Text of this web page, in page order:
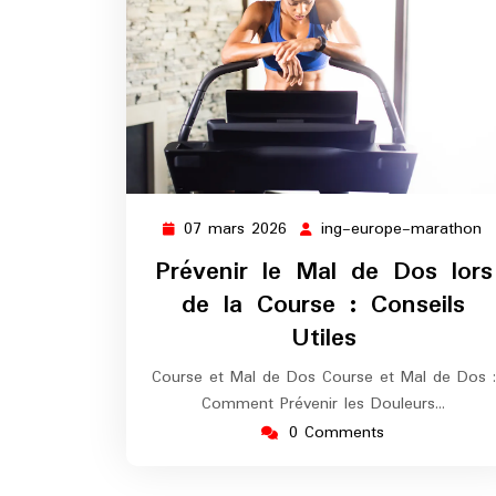
07 mars 2026 07
mars
2026
ing-europe-marathon
Prévenir le Mal de Dos lors
de la Course : Conseils
Utiles
Course et Mal de Dos Course et Mal de Dos :
Comment Prévenir les Douleurs…
0 Comments